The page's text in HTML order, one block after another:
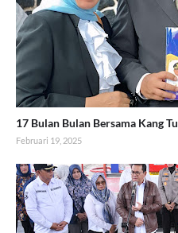
17 Bulan Bulan Bersama Kang
Februari 19, 2025